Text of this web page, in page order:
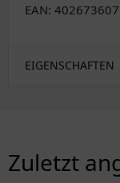
EAN:
EIGENSCHAFTEN
Zuletzt